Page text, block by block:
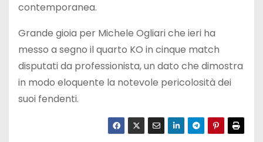
contemporanea.
Grande gioia per Michele Ogliari che ieri ha
messo a segno il quarto KO in cinque match
disputati da professionista, un dato che dimostra
in modo eloquente la notevole pericolosità dei
suoi fendenti.